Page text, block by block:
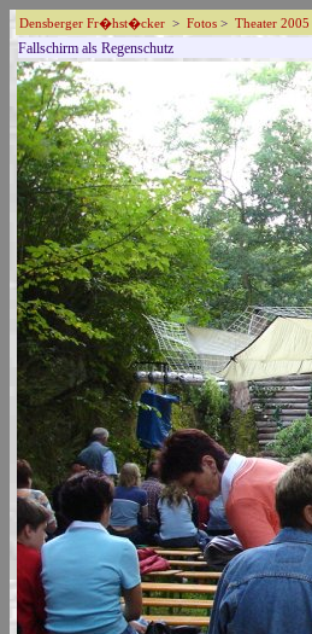
Densberger Fr�hst�cker > Fotos > Theater 2005
Fallschirm als Regenschutz